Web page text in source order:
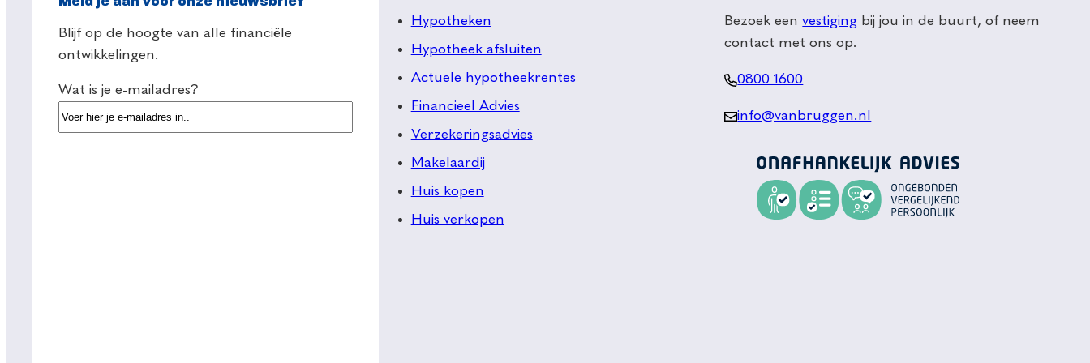
Blijf op de hoogte van alle financiële
ontwikkelingen.
Wat is je e-mailadres?
Hypotheken
Hypotheek afsluiten
Actuele hypotheekrentes
Financieel Advies
Verzekeringsadvies
Makelaardij
Huis kopen
Huis verkopen
Bezoek eenvestiging bij jou in de buurt, of neem
contact met ons op.
0800 1600
info@vanbruggen.nl